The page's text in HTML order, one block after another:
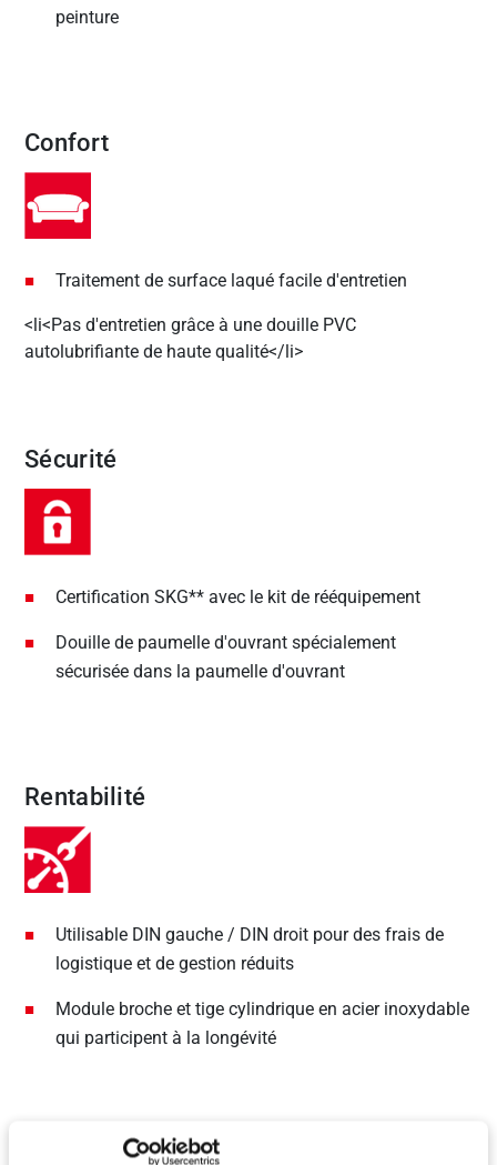
peinture
Confort
Traitement de surface laqué facile d'entretien
<li<Pas d'entretien grâce à une douille PVC
autolubrifiante de haute qualité</li>
Sécurité
Certification SKG** avec le kit de rééquipement
Douille de paumelle d'ouvrant spécialement
sécurisée dans la paumelle d'ouvrant
Rentabilité
Utilisable DIN gauche / DIN droit pour des frais de
logistique et de gestion réduits
Module broche et tige cylindrique en acier inoxydable
qui participent à la longévité